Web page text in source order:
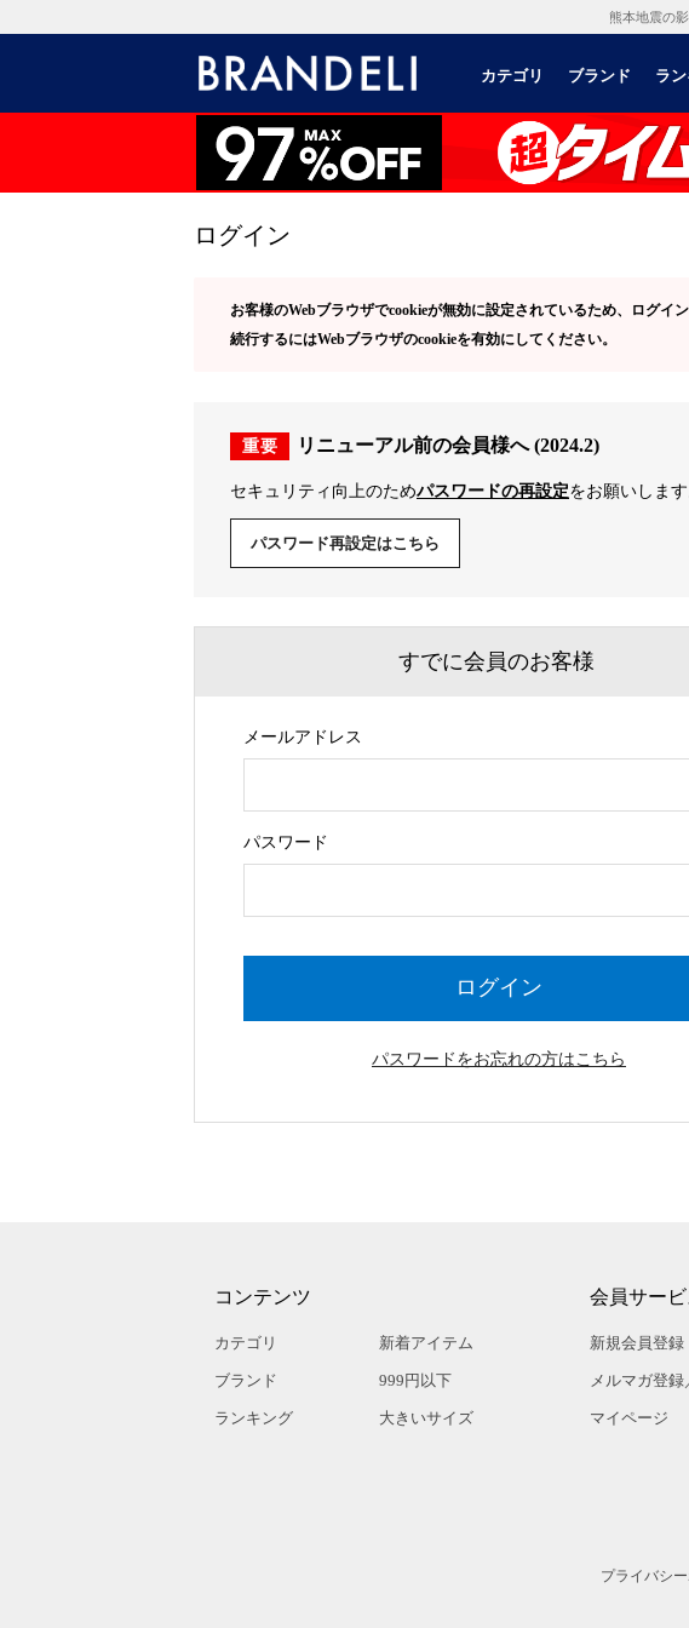
熊本地震の
カテゴリ ブランド ラ
ログイン
お客様のWebブラウザでcookieが無効に設定されているため、ログイン
続行するにはWebブラウザのcookieを有効にしてください。
重要 リニューアル前の会員様へ (2024.2)
セキュリティ向上のためパスワードの再設定をお願いします
パスワード再設定はこちら
すでに会員のお客様
メールアドレス
パスワード
ログイン
パスワードをお忘れの方はこちら
コンテンツ
カテゴリ
ブランド
ランキング
新着アイテム
999円以下
大きいサイズ
会員サービ
新規会員登録
メルマガ登
マイページ
プライバシ